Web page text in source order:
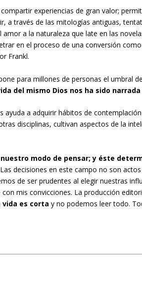
experiencias de gran valor;
a través de las mitologías antiguas,
a la naturaleza que late en las
en el proceso de una conversión
Frankl.
para millones de personas el umbral
del mismo Dios nos ha sido
ayuda a adquirir hábitos de
disciplinas, cultivan aspectos de la
modo de pensar; y éste
decisiones en este campo no son
de ser prudentes al elegir nuestras
mis convicciones. La producción
vida es cortay no podemos leer todo.